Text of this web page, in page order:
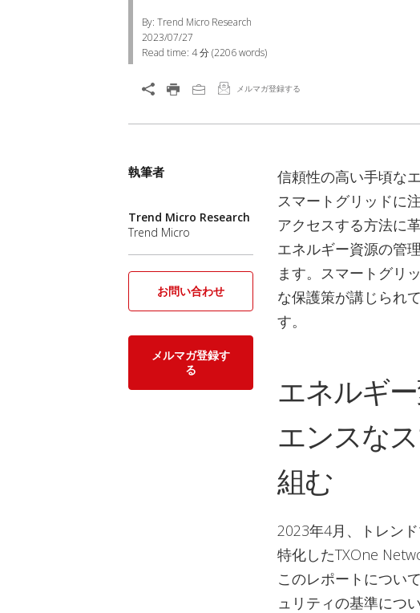
By: Trend Micro Research
2023/07/27
Read time: 4 分(2206words)
メルマガ登録する
信頼性の高い手頃な
スマートグリッドに
アクセスする方法に
エネルギー資源の管
ます。スマートグリ
な保護策が講じられ
す。
エネルギ
エンスな
組む
2023年4月、トレン
特化したTXOne
このレポートについ
ュリティの基準につ
執筆者
Trend Micro Research
Trend Micro
お問い合わせ
メルマガ登録す
る